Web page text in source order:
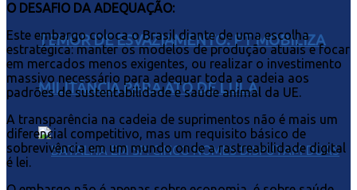
TEMOR DE ESVAZIAMENTO: PT MOBILIZA
MILITÂNCIA PARA ATO DE LULA
O DESAFIO DA ADEQUAÇÃO:
Este embargo coloca o Brasil diante de uma escolha
estratégica: manter os modelos de produção atuais e focar
em mercados menos exigentes, ou realizar o investimento
massivo necessário para adequar toda a cadeia aos
padrões de sustentabilidade e saúde animal da UE.
A transparência na cadeia de suprimentos não é mais um
diferencial competitivo, mas um requisito básico de
sobrevivência em um mundo onde a rastreabilidade digital
é lei.